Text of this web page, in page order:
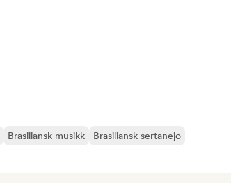
Brasiliansk musikk
Brasiliansk sertanejo